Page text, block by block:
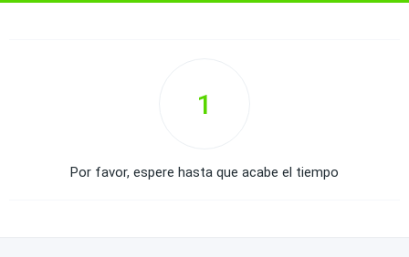
1
Por favor, espere hasta que acabe el tiempo